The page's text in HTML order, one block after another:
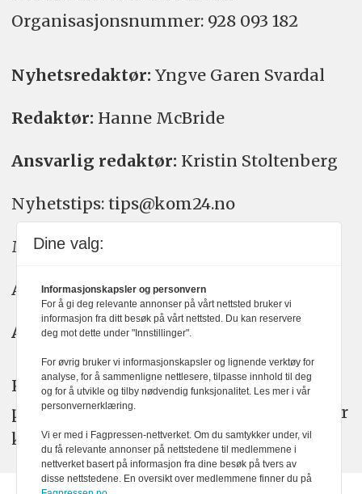
Organisasjons­nummer: 928 093 182
Nyhetsredaktør: Yngve Garen Svardal
Redaktør: Hanne McBride
Ansvarlig redaktør: Kristin Stoltenberg
Nyhetstips: tips@kom24.no
Meninger: meninger@kom24.no
Annonse: annonse@watchmedia.no
Abonnement:kom24@watchmedia.no
KOM24 arbeider etter Vær Varsom-
plakatens regler for god presseskikk. Her
kan du lese mer omPFUsarbeid.
Dine valg:
Informasjonskapsler og personvern
For å gi deg relevante annonser på vårt nettsted bruker vi
informasjon fra ditt besøk på vårt nettsted. Du kan reservere
deg mot dette under "Innstillinger".
For øvrig bruker vi informasjonskapsler og lignende verktøy for
analyse, for å sammenligne nettlesere, tilpasse innhold til deg
og for å utvikle og tilby nødvendig funksjonalitet. Les mer i vår
personvernerklæring.
Vi er med i Fagpressen-nettverket. Om du samtykker under, vil
du få relevante annonser på nettstedene til medlemmene i
nettverket basert på informasjon fra dine besøk på tvers av
disse nettstedene. En oversikt over medlemmene finner du på